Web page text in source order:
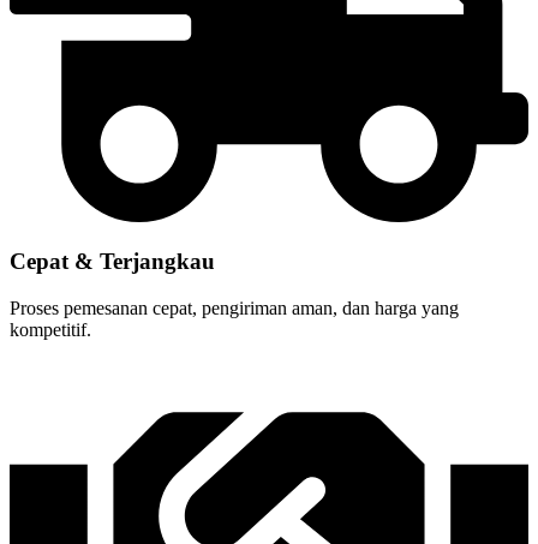
Cepat & Terjangkau
Proses pemesanan cepat, pengiriman aman, dan harga yang
kompetitif.